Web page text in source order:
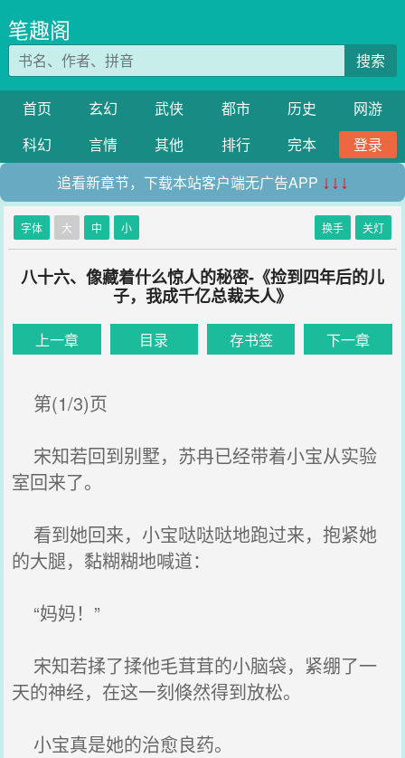
笔趣阁
搜索
首页 玄幻 武侠 都市 历史
网游
科幻
言情 其他 排行 完本
登录
追看新章节，下载本站客户端无广告APP ↓↓↓
字体 大 中 小 换手 关灯
八十六、像藏着什么惊人的秘密-《捡到四年后的儿
子，我成千亿总裁夫人》
上一章 目录 存书签 下一章
第(1/3)页
宋知若回到别墅，苏冉已经带着小宝从实验
室回来了。
看到她回来，小宝哒哒哒地跑过来，抱紧她
的大腿，黏糊糊地喊道：
“妈妈！”
宋知若揉了揉他毛茸茸的小脑袋，紧绷了一
天的神经，在这一刻倏然得到放松。
小宝真是她的治愈良药。